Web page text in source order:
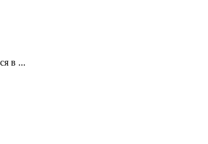
в ...